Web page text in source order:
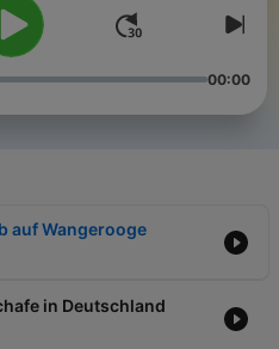
00:00
auf Wangerooge
in Deutschland